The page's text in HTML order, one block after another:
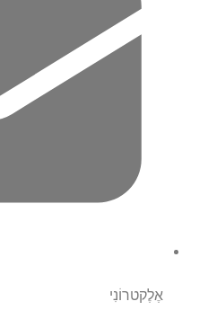
אֶלֶקטרוֹנִי